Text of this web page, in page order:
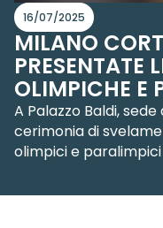
16/07/2025
MILANO
PRESENTATE
OLIMPICHE E
A Palazzo Baldi,
cerimonia di
olimpici e